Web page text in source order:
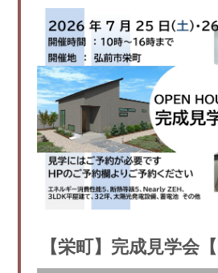
【栄町】完成見学会